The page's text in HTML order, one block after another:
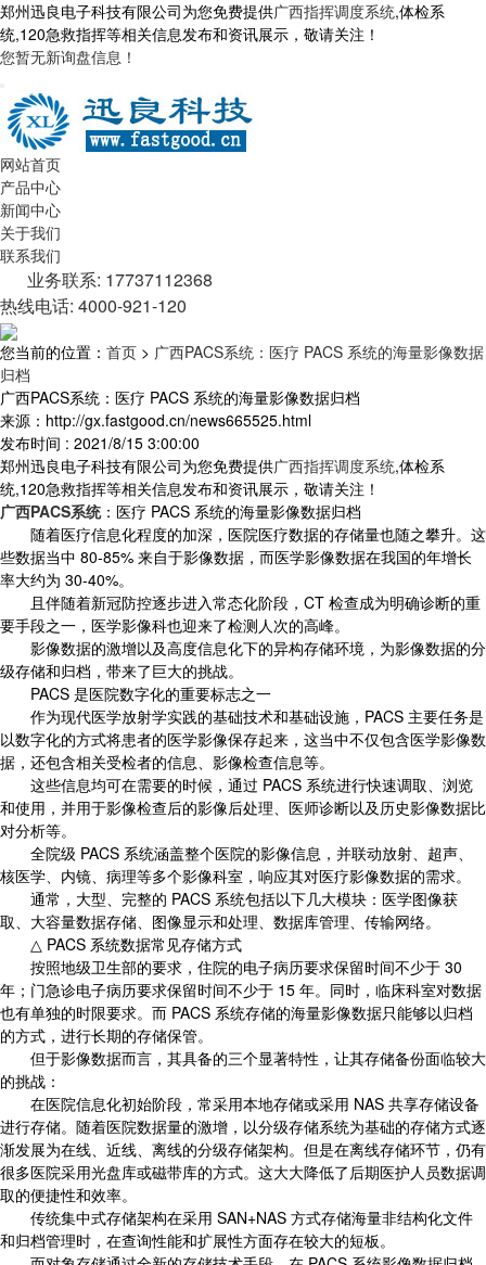
郑州迅良电子科技有限公司为您免费提供广西指挥调度系统,体检系
统,120急救指挥等相关信息发布和资讯展示，敬请关注！
您暂无新询盘信息！
网站首页
产品中心
新闻中心
关于我们
联系我们
业务联系: 17737112368
热线电话: 4000-921-120
您当前的位置： 首页 > 广西PACS系统：医疗 PACS 系统的海量影像数据
归档
广西PACS系统：医疗 PACS 系统的海量影像数据归档
来源：http://gx.fastgood.cn/news665525.html
发布时间 : 2021/8/15 3:00:00
郑州迅良电子科技有限公司为您免费提供广西指挥调度系统,体检系
统,120急救指挥等相关信息发布和资讯展示，敬请关注！
广西PACS系统：医疗 PACS 系统的海量影像数据归档
随着医疗信息化程度的加深，医院医疗数据的存储量也随之攀升。这
些数据当中 80-85% 来自于影像数据，而医学影像数据在我国的年增长
率大约为 30-40%。
且伴随着新冠防控逐步进入常态化阶段，CT 检查成为明确诊断的重
要手段之一，医学影像科也迎来了检测人次的高峰。
影像数据的激增以及高度信息化下的异构存储环境，为影像数据的分
级存储和归档，带来了巨大的挑战。
PACS 是医院数字化的重要标志之一
作为现代医学放射学实践的基础技术和基础设施，PACS 主要任务是
以数字化的方式将患者的医学影像保存起来，这当中不仅包含医学影像数
据，还包含相关受检者的信息、影像检查信息等。
这些信息均可在需要的时候，通过 PACS 系统进行快速调取、浏览
和使用，并用于影像检查后的影像后处理、医师诊断以及历史影像数据比
对分析等。
全院级 PACS 系统涵盖整个医院的影像信息，并联动放射、超声、
核医学、内镜、病理等多个影像科室，响应其对医疗影像数据的需求。
通常，大型、完整的 PACS 系统包括以下几大模块：医学图像获
取、大容量数据存储、图像显示和处理、数据库管理、传输网络。
△ PACS 系统数据常见存储方式
按照地级卫生部的要求，住院的电子病历要求保留时间不少于 30
年；门急诊电子病历要求保留时间不少于 15 年。同时，临床科室对数据
也有单独的时限要求。而 PACS 系统存储的海量影像数据只能够以归档
的方式，进行长期的存储保管。
但于影像数据而言，其具备的三个显著特性，让其存储备份面临较大
的挑战：
在医院信息化初始阶段，常采用本地存储或采用 NAS 共享存储设备
进行存储。随着医院数据量的激增，以分级存储系统为基础的存储方式逐
渐发展为在线、近线、离线的分级存储架构。但是在离线存储环节，仍有
很多医院采用光盘库或磁带库的方式。这大大降低了后期医护人员数据调
取的便捷性和效率。
传统集中式存储架构在采用 SAN+NAS 方式存储海量非结构化文件
和归档管理时，在查询性能和扩展性方面存在较大的短板。